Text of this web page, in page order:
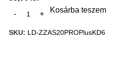
Kosárba teszem
SKU: LD-ZZAS20PROPlusKD6